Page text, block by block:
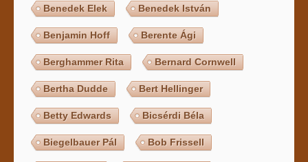
Benedek Elek Benedek István
Benjamin Hoff Berente Ági
Berghammer Rita Bernard Cornwell
Bertha Dudde Bert Hellinger
Betty Edwards Bicsérdi Béla
Biegelbauer Pál Bob Frissell